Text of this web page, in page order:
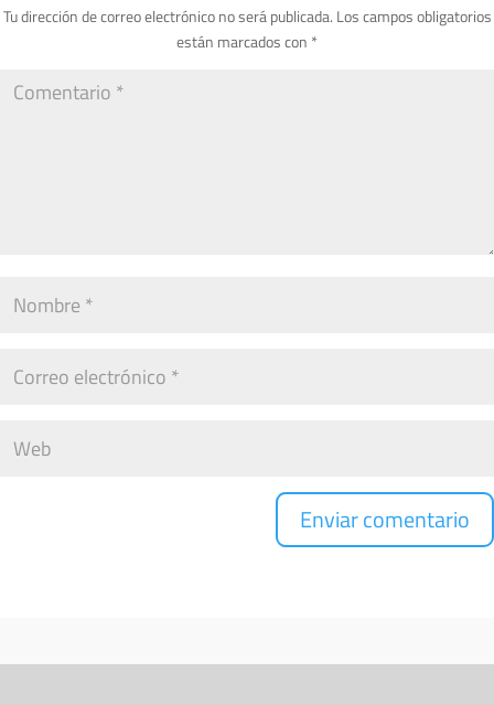
Tu dirección de correo electrónico no será publicada. Los campos obligatorios
están marcados con *